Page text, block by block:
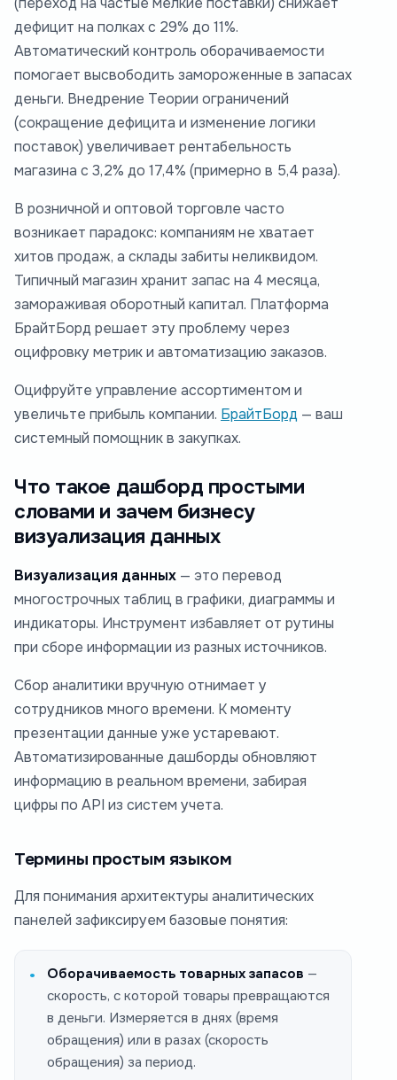
дефицит на полках с 29% до 11%.
Автоматический контроль оборачиваемости
помогает высвободить замороженные в запасах
деньги. Внедрение Теории ограничений
(сокращение дефицита и изменение логики
поставок) увеличивает рентабельность
магазина с 3,2% до 17,4% (примерно в 5,4 раза).
В розничной и оптовой торговле часто
возникает парадокс: компаниям не хватает
хитов продаж, а склады забиты неликвидом.
Типичный магазин хранит запас на 4 месяца,
замораживая оборотный капитал. Платформа
БрайтБорд решает эту проблему через
оцифровку метрик и автоматизацию заказов.
Оцифруйте управление ассортиментом и
увеличьте прибыль компании. БрайтБорд — ваш
системный помощник в закупках.
Что такое дашборд простыми
словами и зачем бизнесу
визуализация данных
Визуализация данных — это перевод
многострочных таблиц в графики, диаграммы и
индикаторы. Инструмент избавляет от рутины
при сборе информации из разных источников.
Сбор аналитики вручную отнимает у
сотрудников много времени. К моменту
презентации данные уже устаревают.
Автоматизированные дашборды обновляют
информацию в реальном времени, забирая
цифры по API из систем учета.
Термины простым языком
Для понимания архитектуры аналитических
панелей зафиксируем базовые понятия:
Оборачиваемость товарных запасов —
скорость, с которой товары превращаются
в деньги. Измеряется в днях (время
обращения) или в разах (скорость
обращения) за период.